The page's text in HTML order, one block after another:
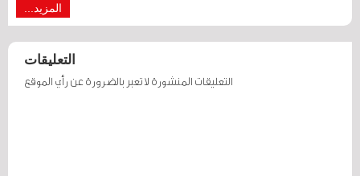
المزيد...
التعليقات
التعليقات المنشورة لا تعبر بالضرورة عن رأي الموقع